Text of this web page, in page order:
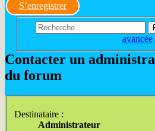
S’enregistrer
avancée
Contacter un
du forum
Destinataire :
Administrateur